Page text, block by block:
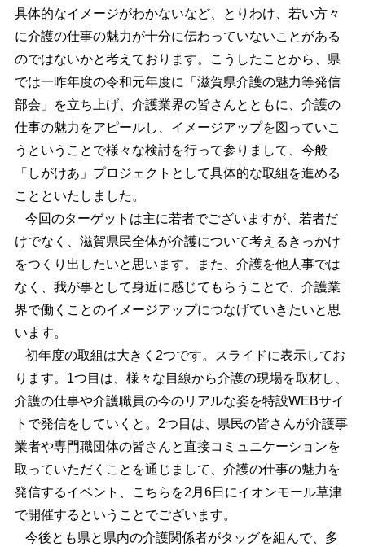
具体的なイメージがわかないなど、とりわけ、若い方々
に介護の仕事の魅力が十分に伝わっていないことがある
のではないかと考えております。こうしたことから、県
では一昨年度の令和元年度に「滋賀県介護の魅力等発信
部会」を立ち上げ、介護業界の皆さんとともに、介護の
仕事の魅力をアピールし、イメージアップを図っていこ
うということで様々な検討を行って参りまして、今般
「しがけあ」プロジェクトとして具体的な取組を進める
ことといたしました。
今回のターゲットは主に若者でございますが、若者だ
けでなく、滋賀県民全体が介護について考えるきっかけ
をつくり出したいと思います。また、介護を他人事では
なく、我が事として身近に感じてもらうことで、介護業
界で働くことのイメージアップにつなげていきたいと思
います。
初年度の取組は大きく2つです。スライドに表示してお
ります。1つ目は、様々な目線から介護の現場を取材し、
介護の仕事や介護職員の今のリアルな姿を特設WEBサイ
トで発信をしていくと。2つ目は、県民の皆さんが介護事
業者や専門職団体の皆さんと直接コミュニケーションを
取っていただくことを通じまして、介護の仕事の魅力を
発信するイベント、こちらを2月6日にイオンモール草津
で開催するということでございます。
今後とも県と県内の介護関係者がタッグを組んで、多